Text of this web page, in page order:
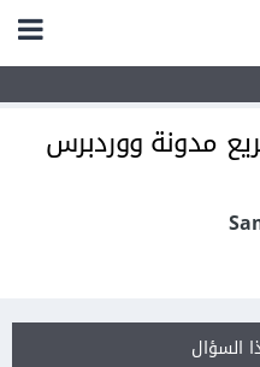
مدونة ووردبرس
السؤال